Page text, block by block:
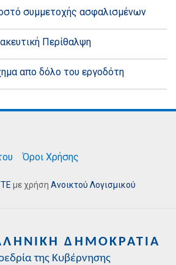
συμμετοχής ασφαλισμένων
Περίθαλψη
απο δόλο του εργοδότη
Όροι Χρήσης
με χρήση Ανοικτού Λογισμικού